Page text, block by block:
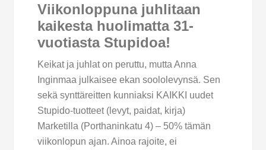
Viikonloppuna juhlitaan
kaikesta huolimatta 31-
vuotiasta Stupidoa!
Keikat ja juhlat on peruttu, mutta Anna
Inginmaa julkaisee ekan soololevynsä. Sen
sekä synttäreitten kunniaksi KAIKKI uudet
Stupido-tuotteet (levyt, paidat, kirja)
Marketilla (Porthaninkatu 4) – 50% tämän
viikonlopun ajan. Ainoa rajoite, ei